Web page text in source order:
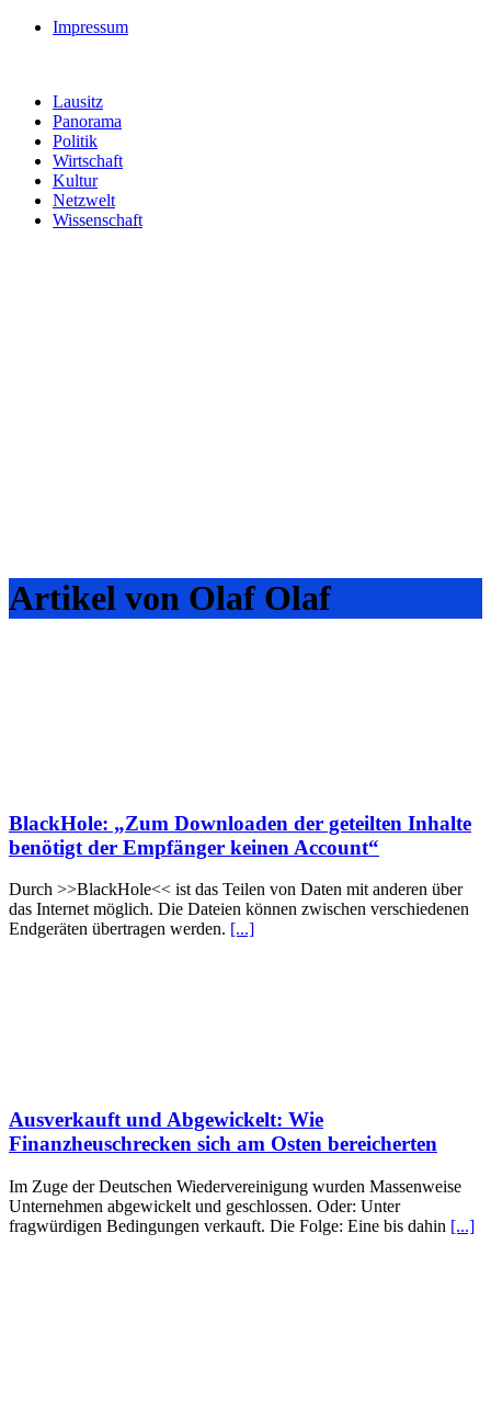
Impressum
Lausitz
Panorama
Politik
Wirtschaft
Kultur
Netzwelt
Wissenschaft
Artikel von Olaf Olaf
BlackHole: „Zum Downloaden der geteilten Inhalte
benötigt der Empfänger keinen Account“
Durch >>BlackHole<< ist das Teilen von Daten mit anderen über
das Internet möglich. Die Dateien können zwischen verschiedenen
Endgeräten übertragen werden. [...]
Ausverkauft und Abgewickelt: Wie
Finanzheuschrecken sich am Osten bereicherten
Im Zuge der Deutschen Wiedervereinigung wurden Massenweise
Unternehmen abgewickelt und geschlossen. Oder: Unter
fragwürdigen Bedingungen verkauft. Die Folge: Eine bis dahin [...]